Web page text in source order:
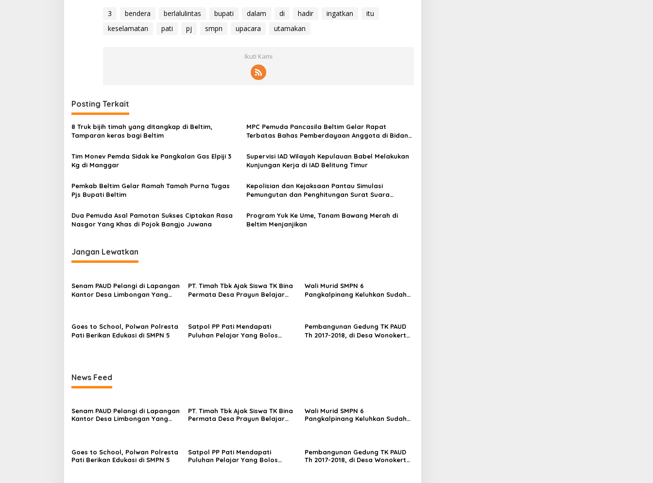
3 bendera berlalulintas bupati dalam di hadir ingatkan
itu
keselamatan
pati pj smpn upacara utamakan
Ikuti Kami
Posting Terkait
8 Truk bijih timah yang ditangkap di Beltim,
Tamparan keras bagi Beltim
MPC Pemuda Pancasila Beltim Gelar Rapat
Terbatas Bahas Pemberdayaan Anggota di Bidang
Tim Monev Pemda Sidak ke Pangkalan Gas Elpiji 3
Kg di Manggar
Supervisi IAD Wilayah Kepulauan Babel Melakukan
Kunjungan Kerja di IAD Belitung Timur
Pemkab Beltim Gelar Ramah Tamah Purna Tugas
Pjs Bupati Beltim
Kepolisian dan Kejaksaan Pantau Simulasi
Pemungutan dan Penghitungan Surat Suara
Dua Pemuda Asal Pamotan Sukses Ciptakan Rasa
Nasgor Yang Khas di Pojok Bangjo Juwana
Program Yuk Ke Ume, Tanam Bawang Merah di
Beltim Menjanjikan
Jangan Lewatkan
Senam PAUD Pelangi di Lapangan
Kantor Desa Limbongan Yang
PT. Timah Tbk Ajak Siswa TK Bina
Permata Desa Prayun Belajar
Wali Murid SMPN 6
Pangkalpinang Keluhkan Sudah
Goes to School, Polwan Polresta
Pati Berikan Edukasi di SMPN 5
Satpol PP Pati Mendapati
Puluhan Pelajar Yang Bolos
Pembangunan Gedung TK PAUD
Th 2017-2018, di Desa Wonokerto
News Feed
Senam PAUD Pelangi di Lapangan
Kantor Desa Limbongan Yang
PT. Timah Tbk Ajak Siswa TK Bina
Permata Desa Prayun Belajar
Wali Murid SMPN 6
Pangkalpinang Keluhkan Sudah
Goes to School, Polwan Polresta
Pati Berikan Edukasi di SMPN 5
Satpol PP Pati Mendapati
Puluhan Pelajar Yang Bolos
Pembangunan Gedung TK PAUD
Th 2017-2018, di Desa Wonokerto